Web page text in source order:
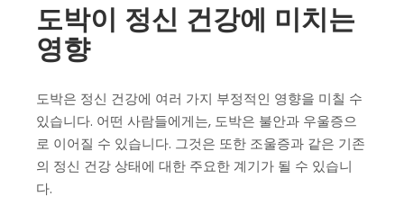
도박이 정신 건강에 미치는
영향
도박은 정신 건강에 여러 가지 부정적인 영향을 미칠 수
있습니다. 어떤 사람들에게는, 도박은 불안과 우울증으
로 이어질 수 있습니다. 그것은 또한 조울증과 같은 기존
의 정신 건강 상태에 대한 주요한 계기가 될 수 있습니
다.